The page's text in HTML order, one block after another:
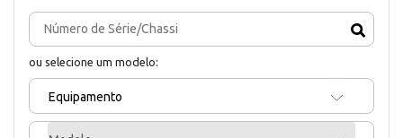
ou selecione um modelo:
Equipamento